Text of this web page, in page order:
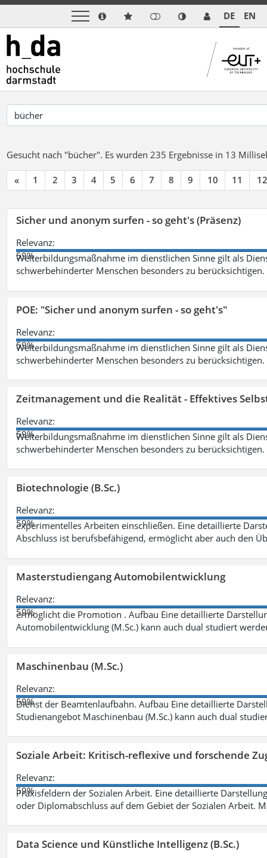
DE EN
Gesucht nach "bücher". Es wurden 235 Ergebnisse in 13
« 1 2 3 4 5 6 7 8 9 10 11 12
Sicher und anonym surfen - so geht's (Präsenz)
Relevanz:
59%
Weiterbildungsmaßnahme im dienstlichen Sinne gilt als
schwerbehinderter Menschen besonders zu berücksichtigen.
POE: "Sicher und anonym surfen - so geht's"
Relevanz:
59%
Weiterbildungsmaßnahme im dienstlichen Sinne gilt als
schwerbehinderter Menschen besonders zu berücksichtigen.
Zeitmanagement und die Realität - Effektives
Relevanz:
59%
Weiterbildungsmaßnahme im dienstlichen Sinne gilt als
schwerbehinderter Menschen besonders zu berücksichtigen.
Biotechnologie (B.Sc.)
Relevanz:
59%
experimentelles Arbeiten einschließen. Eine detaillierte
Abschluss ist berufsbefähigend, ermöglicht aber auch den
Masterstudiengang Automobilentwicklung
Relevanz:
59%
ermöglicht die Promotion . Aufbau Eine detaillierte
Automobilentwicklung (M.Sc.) kann auch dual studiert
Maschinenbau (M.Sc.)
Relevanz:
59%
Dienst der Beamtenlaufbahn. Aufbau Eine detaillierte
Studienangebot Maschinenbau (M.Sc.) kann auch dual
Soziale Arbeit: Kritisch-reflexive und forschende
Relevanz:
59%
Praxisfeldern der Sozialen Arbeit. Eine detaillierte
oder Diplomabschluss auf dem Gebiet der Sozialen Arbeit.
Data Science und Künstliche Intelligenz (B.Sc.)